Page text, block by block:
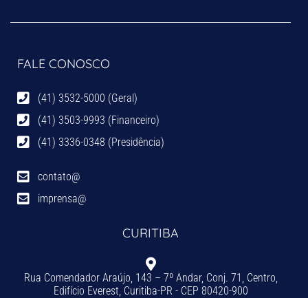
FALE CONOSCO
(41) 3532-5000 (Geral)
(41) 3503-9993 (Financeiro)
(41) 3336-0348 (Presidência)
contato@
imprensa@
CURITIBA
Rua Comendador Araújo, 143 – 7º Andar, Conj. 71, Centro,
Edifício Everest, Curitiba-PR - CEP 80420-900